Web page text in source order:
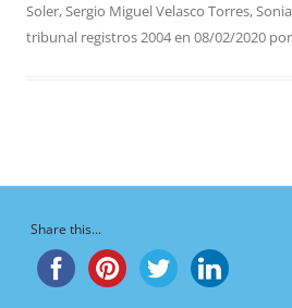
Soler,Sergio Miguel Velasco Torres,
tribunal registros 2004en 08/02/2020 por
Share this...